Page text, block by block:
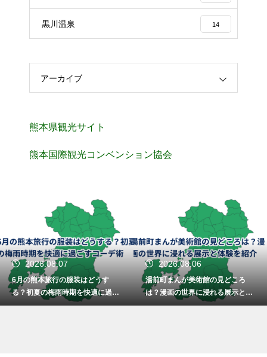
黒川温泉 14
アーカイブ
熊本県観光サイト
熊本国際観光コンベンション協会
2026.08.07
6月の熊本旅行の服装はどうす
る？初夏の梅雨時期を快適に過ご
すコーデ術
2026.08.06
湯前町まんが美術館の見どころ
は？漫画の世界に浸れる展示と体
験を紹介